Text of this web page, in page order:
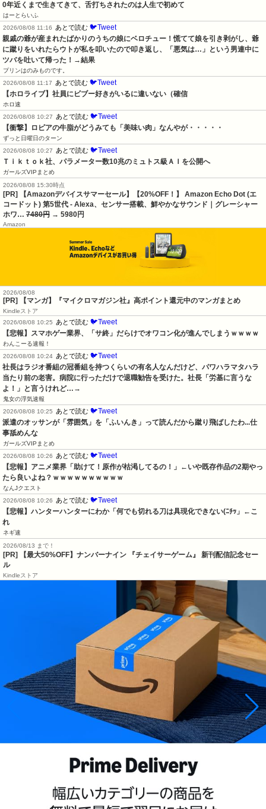
0年近くまで生きてきて、舌打ちされたのは人生で初めて
はーとらいふ
2026/08/08 11:16
あとで読む 🐦Tweet
親戚の爺が産まれたばかりのうちの娘にベロチュー！慌てて娘を引き剥がし、爺
に蹴りをいれたらウトが私を叩いたので叩き返し、「悪気は…」という男連中に
ツバを吐いて帰った！→結果
プリンはのみものです。
2026/08/08 11:17
あとで読む 🐦Tweet
【ホロライブ】社員にビブー好きがいるに違いない（確信
ホロ速
2026/08/08 10:27
あとで読む 🐦Tweet
【衝撃】ロピアの牛脂がどうみても「美味い肉」なんやが・・・・・
ずっと日曜日のターン
2026/08/08 10:27
あとで読む 🐦Tweet
Ｔｉｋｔｏｋ社、パラメーター数10兆のミュトス級ＡＩを公開へ
ガールズVIPまとめ
2026/08/08 15:30時点
[PR] 【Amazonデバイスサマーセール】【20%OFF！】 Amazon Echo Dot (エ
コードット) 第5世代 - Alexa、センサー搭載、鮮やかなサウンド｜グレーシャー
ホワ… 7480円 → 5980円
Amazon
2026/08/08
[PR] 【マンガ】『マイクロマガジン社』高ポイント還元中のマンガまとめ
Kindleストア
2026/08/08 10:25 あとで読む 🐦Tweet
【悲報】スマホゲー業界、「サ終」だらけでオワコン化が進んでしまうｗｗｗｗ
わんこーる速報！
2026/08/08 10:24 あとで読む 🐦Tweet
社長はラジオ番組の冠番組を持つくらいの有名人なんだけど、パワハラマタハラ
当たり前の老害。病院に行っただけで退職勧告を受けた。社長「労基に言うな
よ！」と言うけれど…→
鬼女の浮気速報
2026/08/08 10:25 あとで読む 🐦Tweet
派遣のオッサンが「雰囲気」を「ふいんき」って読んだから蹴り飛ばしたわ...仕
事舐めんな
ガールズVIPまとめ
2026/08/08 10:26 あとで読む 🐦Tweet
【悲報】アニメ業界「助けて！原作が枯渇してるの！」←いや既存作品の2期やっ
たら良いよね？ｗｗｗｗｗｗｗｗｗｗ
なんJクエスト
2026/08/08 10:26 あとで読む 🐦Tweet
【悲報】ハンターハンターにわか「何でも切れる刀は具現化できない(ﾆﾁｯ」←こ
れ
ネギ速
2026/08/13 まで！
[PR] 【最大50%OFF】ナンバーナイン 『チェイサーゲーム』 新刊配信記念セー
ル
Kindleストア